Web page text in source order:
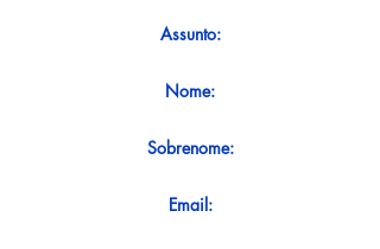
Assunto:
Nome:
Sobrenome:
Email: